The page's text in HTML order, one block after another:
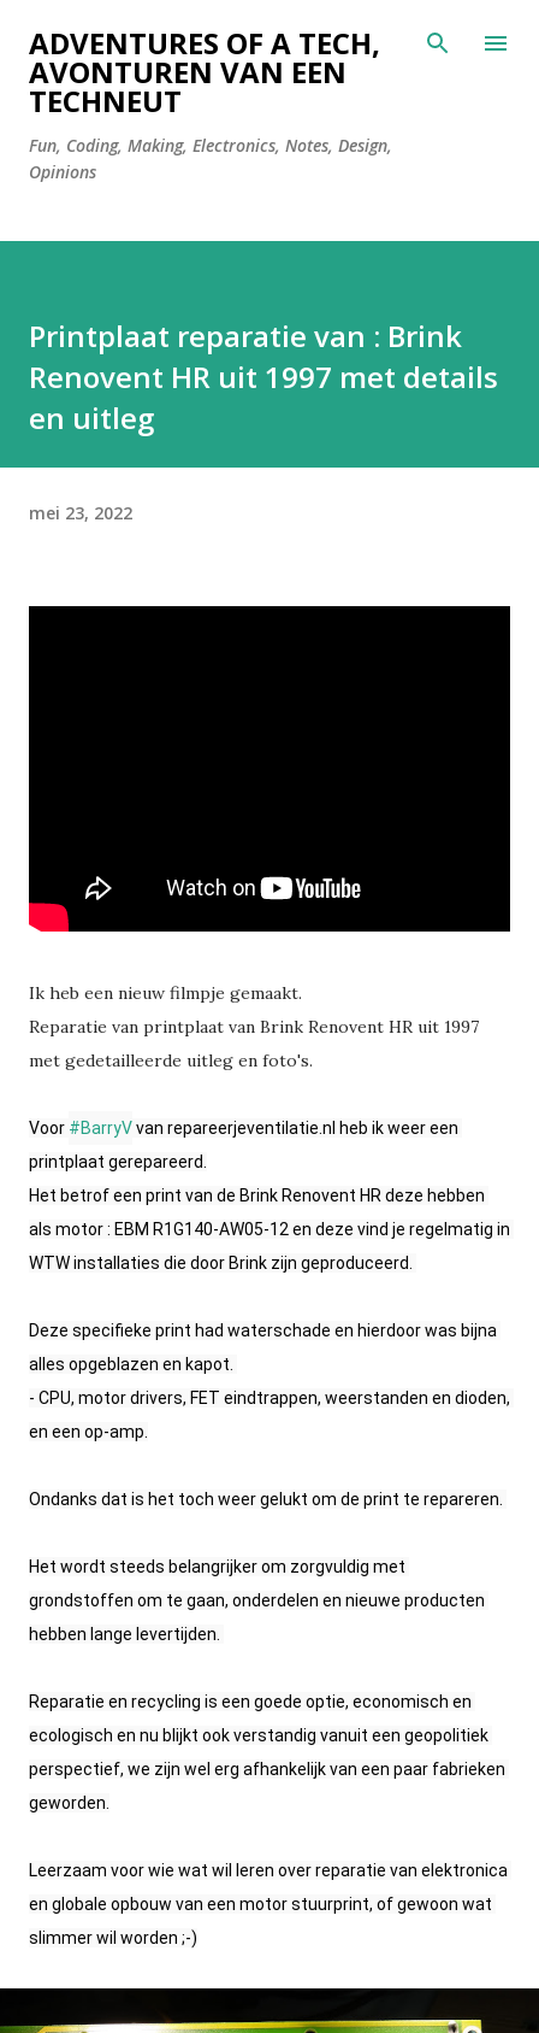
Doorgaan naar hoofdcontent
ADVENTURES OF A TECH,
AVONTUREN VAN EEN
TECHNEUT
Fun, Coding, Making, Electronics, Notes, Design,
Opinions
Printplaat reparatie van : Brink
Renovent HR uit 1997 met details
en uitleg
mei 23, 2022
Ik heb een nieuw filmpje gemaakt.
Reparatie van printplaat van Brink Renovent HR uit 1997
met gedetailleerde uitleg en foto's.
Voor #BarryV van repareerjeventilatie.nl heb ik weer een
printplaat gerepareerd.
Het betrof een print van de Brink Renovent HR deze hebben
als motor : EBM R1G140-AW05-12 en deze vind je regelmatig in
WTW installaties die door Brink zijn geproduceerd.
Deze specifieke print had waterschade en hierdoor was bijna
alles opgeblazen en kapot.
- CPU, motor drivers, FET eindtrappen, weerstanden en dioden,
en een op-amp.
Ondanks dat is het toch weer gelukt om de print te repareren.
Het wordt steeds belangrijker om zorgvuldig met
grondstoffen om te gaan, onderdelen en nieuwe producten
hebben lange levertijden.
Reparatie en recycling is een goede optie, economisch en
ecologisch en nu blijkt ook verstandig vanuit een geopolitiek
perspectief, we zijn wel erg afhankelijk van een paar fabrieken
geworden.
Leerzaam voor wie wat wil leren over reparatie van elektronica
en globale opbouw van een motor stuurprint, of gewoon wat
slimmer wil worden ;-)